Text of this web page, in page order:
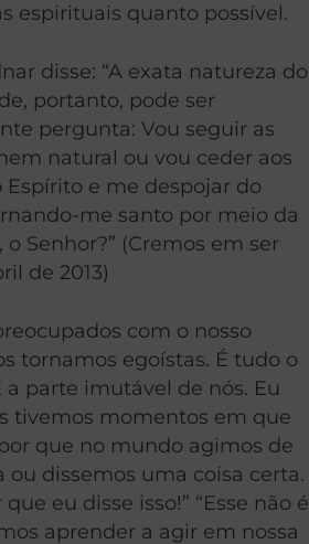
espirituais quanto possível.
disse: “A exata natureza do
portanto, pode ser
pergunta: Vou seguir as
natural ou vou ceder aos
Espírito e me despojar do
me santo por meio da
Senhor?” (Cremos em ser
de 2013)
com o nosso
tornamos egoístas. É tudo o
parte imutável de nós. Eu
tivemos momentos em que
que no mundo agimos de
ou dissemos uma coisa certa.
eu disse isso!” “Esse não é
aprender a agir em nossa